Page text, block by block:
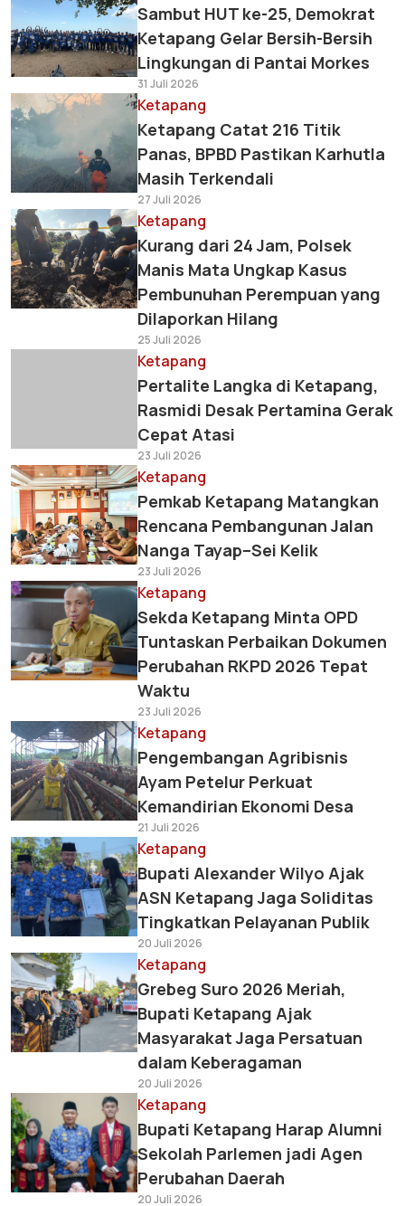
Sambut HUT ke-25, Demokrat
Ketapang Gelar Bersih-Bersih
Lingkungan di Pantai Morkes
31 Juli 2026
Ketapang
Ketapang Catat 216 Titik
Panas, BPBD Pastikan Karhutla
Masih Terkendali
27 Juli 2026
Ketapang
Kurang dari 24 Jam, Polsek
Manis Mata Ungkap Kasus
Pembunuhan Perempuan yang
Dilaporkan Hilang
25 Juli 2026
Ketapang
Pertalite Langka di Ketapang,
Rasmidi Desak Pertamina Gerak
Cepat Atasi
23 Juli 2026
Ketapang
Pemkab Ketapang Matangkan
Rencana Pembangunan Jalan
Nanga Tayap–Sei Kelik
23 Juli 2026
Ketapang
Sekda Ketapang Minta OPD
Tuntaskan Perbaikan Dokumen
Perubahan RKPD 2026 Tepat
Waktu
23 Juli 2026
Ketapang
Pengembangan Agribisnis
Ayam Petelur Perkuat
Kemandirian Ekonomi Desa
21 Juli 2026
Ketapang
Bupati Alexander Wilyo Ajak
ASN Ketapang Jaga Soliditas
Tingkatkan Pelayanan Publik
20 Juli 2026
Ketapang
Grebeg Suro 2026 Meriah,
Bupati Ketapang Ajak
Masyarakat Jaga Persatuan
dalam Keberagaman
20 Juli 2026
Ketapang
Bupati Ketapang Harap Alumni
Sekolah Parlemen jadi Agen
Perubahan Daerah
20 Juli 2026